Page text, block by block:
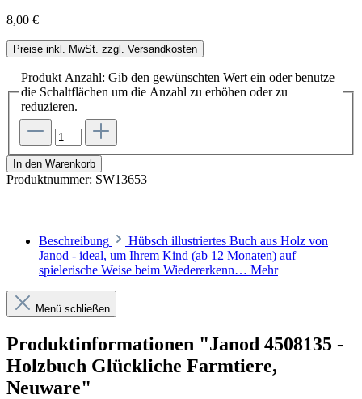
8,00 €
Preise inkl. MwSt. zzgl. Versandkosten
Produkt Anzahl: Gib den gewünschten Wert ein oder benutze
die Schaltflächen um die Anzahl zu erhöhen oder zu
reduzieren.
In den Warenkorb
Produktnummer: SW13653
Beschreibung
Hübsch illustriertes Buch aus Holz von
Janod - ideal, um Ihrem Kind (ab 12 Monaten) auf
spielerische Weise beim Wiedererkenn… Mehr
Menü schließen
Produktinformationen "Janod 4508135 -
Holzbuch Glückliche Farmtiere,
Neuware"